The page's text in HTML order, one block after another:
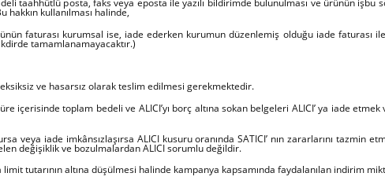
taahhütlü posta, faks veya eposta ile yazılı bildirimde bulunulması ve ürünün işbu
hakkın kullanılması halinde,
faturası kurumsal ise, iade ederken kurumun düzenlemiş olduğu iade faturası
tamamlanamayacaktır.)
ve hasarsız olarak teslim edilmesi gerekmektedir.
içerisinde toplam bedeli ve ALICI’yı borç altına sokan belgeleri ALICI’ ya iade
veya iade imkânsızlaşırsa ALICI kusuru oranında SATICI’ nın zararlarını tazmin
değişiklik ve bozulmalardan ALICI sorumlu değildir.
tutarının altına düşülmesi halinde kampanya kapsamında faydalanılan indirim